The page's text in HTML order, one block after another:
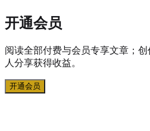
开通会员
阅读全部付费与会员专享文章；
人分享获得收益。
开通会员